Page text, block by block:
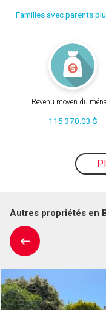
Familles avec parents
Revenu moyen du
115 370.03 $
Autres propriétés en